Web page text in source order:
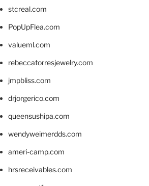
stcreal.com
PopUpFlea.com
valueml.com
rebeccatorresjewelry.com
jmpbliss.com
drjorgerico.com
queensushipa.com
wendyweimerdds.com
ameri-camp.com
hrsreceivables.com